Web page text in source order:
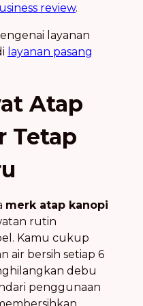
review.
layanan
layanan pasang
Atap
Tetap
merk atap kanopi
rutin
Kamu cukup
air bersih setiap 6
debu
penggunaan